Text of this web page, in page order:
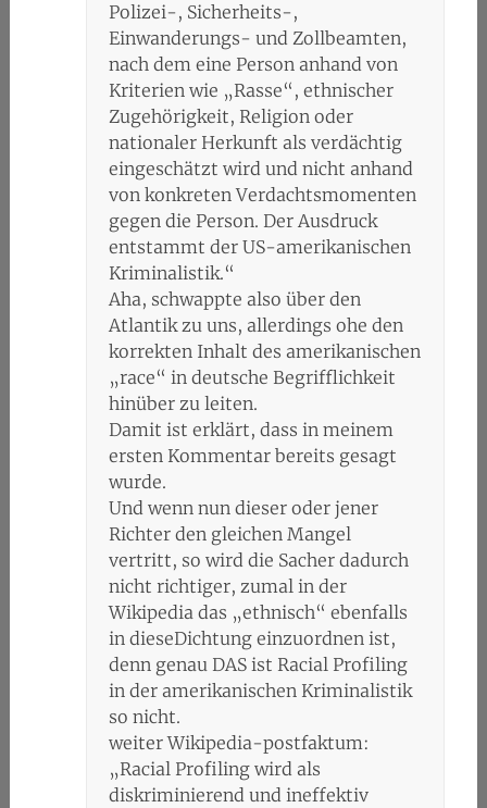
Polizei-, Sicherheits-,
Einwanderungs- und Zollbeamten,
nach dem eine Person anhand von
Kriterien wie „Rasse“, ethnischer
Zugehörigkeit, Religion oder
nationaler Herkunft als verdächtig
eingeschätzt wird und nicht anhand
von konkreten Verdachtsmomenten
gegen die Person. Der Ausdruck
entstammt der US-amerikanischen
Kriminalistik.“
Aha, schwappte also über den
Atlantik zu uns, allerdings ohe den
korrekten Inhalt des amerikanischen
„race“ in deutsche Begrifflichkeit
hinüber zu leiten.
Damit ist erklärt, dass in meinem
ersten Kommentar bereits gesagt
wurde.
Und wenn nun dieser oder jener
Richter den gleichen Mangel
vertritt, so wird die Sacher dadurch
nicht richtiger, zumal in der
Wikipedia das „ethnisch“ ebenfalls
in dieseDichtung einzuordnen ist,
denn genau DAS ist Racial Profiling
in der amerikanischen Kriminalistik
so nicht.
weiter Wikipedia-postfaktum:
„Racial Profiling wird als
diskriminierend und ineffektiv